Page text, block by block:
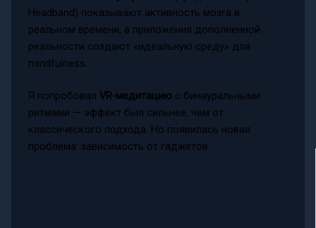
Headband) показывают активность мозга в
реальном времени, а приложения дополненной
реальности создают «идеальную среду» для
mindfulness.
Я попробовал VR-медитациюс бинауральными
ритмами — эффект был сильнее, чем от
классического подхода. Но появилась новая
проблема: зависимость от гаджетов.